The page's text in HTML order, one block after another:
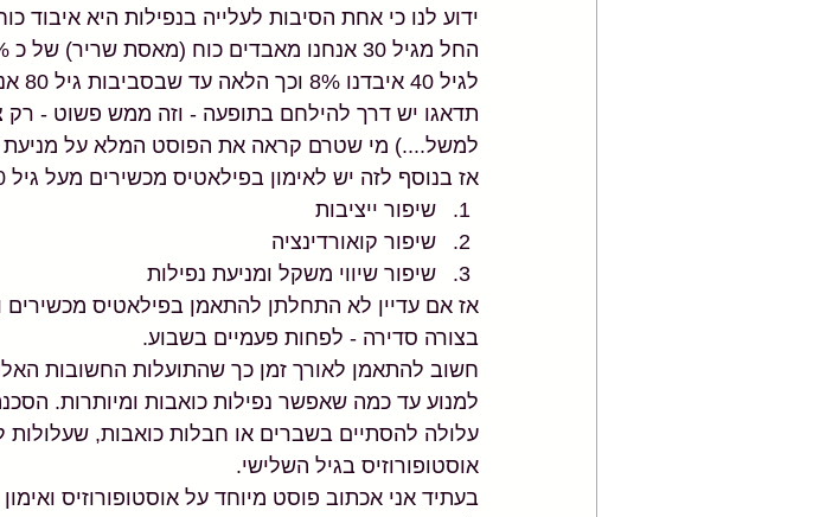
ידוע לנו כי אחת הסיבות לעלייה בנפילות היא איבוד
תדאגו יש דרך להילחם בתופעה - וזה ממש פשוט - רק
למשל....) מי שטרם קראה את הפוסט המלא על מניעת
אז בנוסף לזה יש לאימון בפילאטיס מכשירים מעל גיל 50 עוד המון תועלות והנה 3 סופר חשובות:
שיפור ייציבות
שיפור קואורדינציה
שיפור שיווי משקל ומניעת נפילות
בצורה סדירה - לפחות פעמיים בשבוע.
חשוב להתאמן לאורך זמן כך שהתועלות החשובות
למנוע עד כמה שאפשר נפילות כואבות ומיותרות.
עלולה להסתיים בשברים או חבלות כואבות,
אוסטופורוזיס בגיל השלישי.
בעתיד אני אכתוב פוסט מיוחד על אוסטופורוזיס